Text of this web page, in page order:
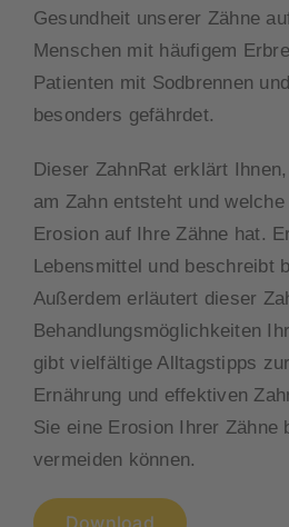
Gesundheit unserer Zähne
Menschen mit häufigem
Patienten mit Sodbrennen
besonders gefährdet.
Dieser ZahnRat erklärt
am Zahn entsteht und
Erosion auf Ihre Zähne hat.
Lebensmittel und beschreibt
Außerdem erläutert dieser
Behandlungsmöglichkeiten
gibt vielfältige Alltagstipps
Ernährung und effektiven
Sie eine Erosion Ihrer Zähne
vermeiden können.